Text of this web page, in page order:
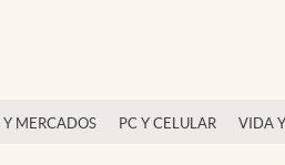
Y MERCADOS PC Y CELULAR VIDA